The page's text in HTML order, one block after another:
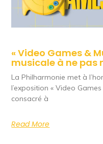
« Video Games &
musicale à ne pas
La Philharmonie met à
l’exposition « Video
consacré à
Read More